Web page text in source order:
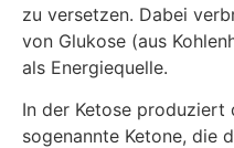
zu versetzen. Dabei
von Glukose (aus
als Energiequelle.
In der Ketose produziert
sogenannte Ketone, die